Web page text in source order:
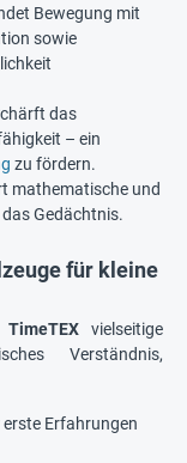
Bewegung mit
sowie
das
– ein
zu fördern.
mathematische und
Gedächtnis.
für kleine
TimeTEXvielseitige
Verständnis,
erste Erfahrungen